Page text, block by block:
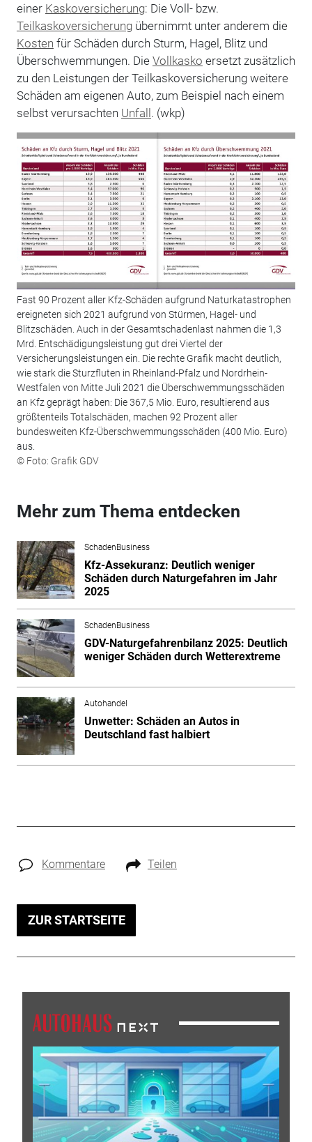
einer Kaskoversicherung: Die Voll- bzw.
Teilkaskoversicherungübernimmt unter anderem die
Kosten für Schäden durch Sturm, Hagel, Blitz und
Überschwemmungen. Die Vollkasko ersetzt zusätzlich
zu den Leistungen der Teilkaskoversicherung weitere
Schäden am eigenen Auto, zum Beispiel nach einem
selbst verursachten Unfall. (wkp)
Fast 90 Prozent aller Kfz-Schäden aufgrund Naturkatastrophen
ereigneten sich 2021 aufgrund von Stürmen, Hagel- und
Blitzschäden. Auch in der Gesamtschadenlast nahmen die 1,3
Mrd. Entschädigungsleistung gut drei Viertel der
Versicherungsleistungen ein. Die rechte Grafik macht deutlich,
wie stark die Sturzfluten in Rheinland-Pfalz und Nordrhein-
Westfalen von Mitte Juli 2021 die Überschwemmungsschäden
an Kfz geprägt haben: Die 367,5 Mio. Euro, resultierend aus
größtenteils Totalschäden, machen 92 Prozent aller
bundesweiten Kfz-Überschwemmungsschäden (400 Mio. Euro)
aus.
© Foto: Grafik GDV
Mehr zum Thema entdecken
SchadenBusiness
Kfz-Assekuranz: Deutlich weniger
Schäden durch Naturgefahren im Jahr
2025
SchadenBusiness
GDV-Naturgefahrenbilanz 2025: Deutlich
weniger Schäden durch Wetterextreme
Autohandel
Unwetter: Schäden an Autos in
Deutschland fast halbiert
Kommentare Teilen
ZUR STARTSEITE